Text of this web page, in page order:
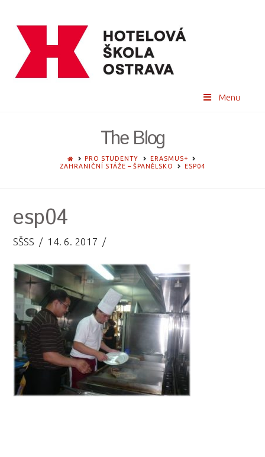
Menu
The Blog
HOMEPRO STUDENTY
ERASMUS+
ZAHRANIČNÍ STÁŽE – ŠPANĚLSKO
ESP04
esp04
SŠSS 14. 6. 2017